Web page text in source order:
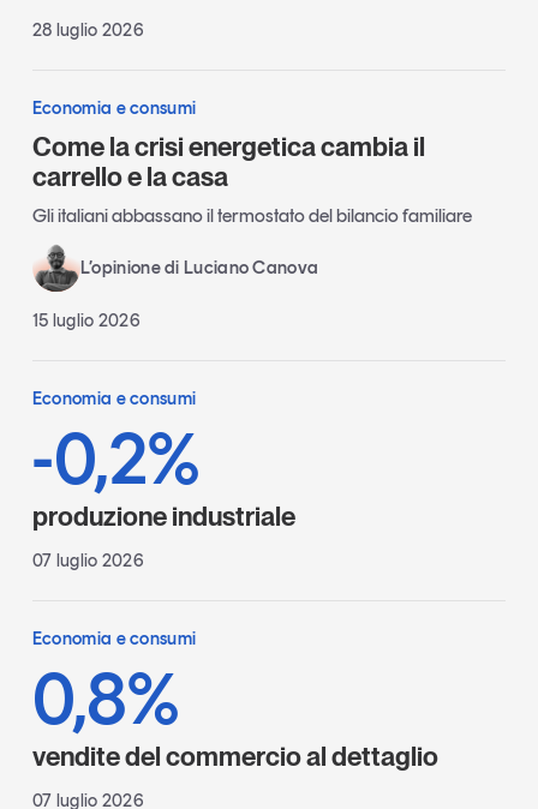
GS1 Italy
28 luglio 2026
Economia e consumi
Come la crisi energetica cambia il
carrello e la casa
Gli italiani abbassano il termostato del bilancio familiare
L’opinione di Luciano Canova
15 luglio 2026
Economia e consumi
-0,2%
produzione industriale
07 luglio 2026
Economia e consumi
0,8%
vendite del commercio al dettaglio
07 luglio 2026